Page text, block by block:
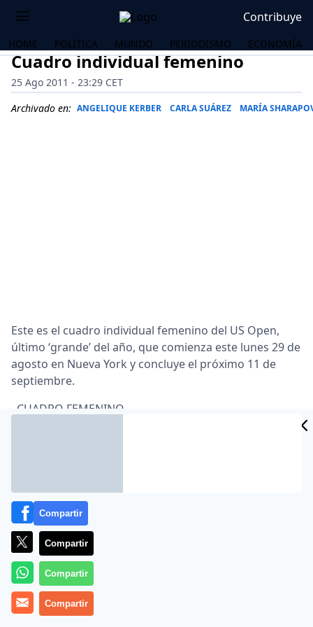
Contribuye
HOME POLÍTICA MUNDO PERIODISMO ECONOMÍA
Cuadro individual femenino
25 Ago 2011 - 23:29 CET
Archivado en: ANGELIQUE KERBER CARLA SUÁREZ MARÍA
Este es el cuadro individual femenino del US Open,
último ‘grande’ del año, que comienza este lunes 29 de
agosto en Nueva York y concluye el próximo 11 de
septiembre.
–CUADRO FEMENINO.
Arantxa Rus (HOL) – Elena Vesnina (RUS).
Vania King (USA) – Greta Arn (HUN).
Iveta Benesova (RCH) – Jarmila Gajdosova (AUS/N.29).
Daniela Hantuchova (SLO/N.21) – Pauline Parmentier
(FRA).
Compartir
Compartir
Compartir
Compartir